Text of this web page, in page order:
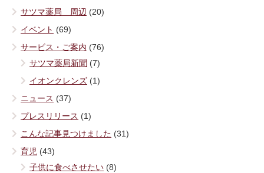
サツマ薬局 周辺 (20)
イベント (69)
サービス・ご案内 (76)
サツマ薬局新聞 (7)
イオンクレンズ (1)
ニュース (37)
プレスリリース (1)
こんな記事見つけました (31)
育児 (43)
子供に食べさせたい (8)